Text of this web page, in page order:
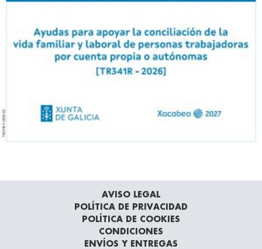
AVISO LEGAL
POLÍTICA DE PRIVACIDAD
POLÍTICA DE COOKIES
CONDICIONES
ENVÍOS Y ENTREGAS